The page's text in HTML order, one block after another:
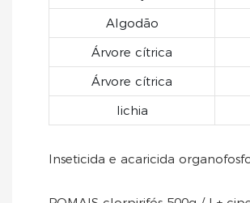
Algodão
Árvore cítrica
Árvore cítrica
lichia
Inseticida e acaricida